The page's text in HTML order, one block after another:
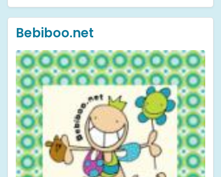
Bebiboo.net